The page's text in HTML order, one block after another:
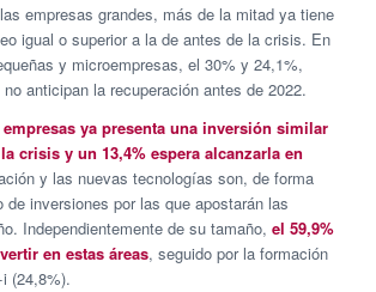
empresas grandes, más de la mitad ya tiene
igual o superior a la de antes de la crisis. En
y microempresas, el 30% y 24,1%,
anticipan la recuperación antes de 2022.
empresas ya presenta una inversión similar
crisis y un 13,4% espera alcanzarla en
y las nuevas tecnologías son, de forma
de inversiones por las que apostarán las
Independientemente de su tamaño, el 59,9%
en estas áreas, seguido por la formación
(24,8%).